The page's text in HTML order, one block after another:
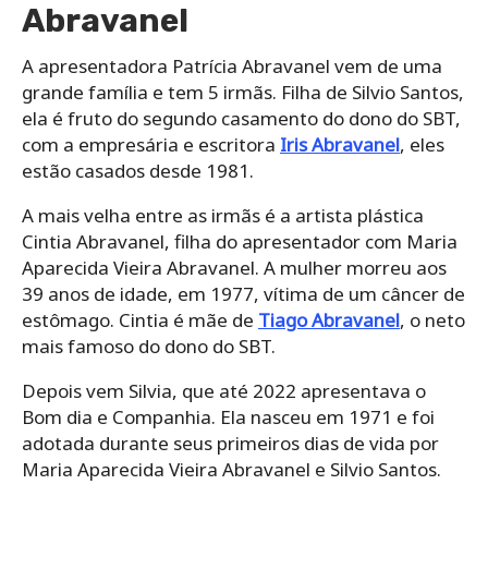
Abravanel
A apresentadora Patrícia Abravanel vem de uma
grande família e tem 5 irmãs. Filha de Silvio Santos,
ela é fruto do segundo casamento do dono do SBT,
com a empresária e escritora Iris Abravanel, eles
estão casados desde 1981.
A mais velha entre as irmãs é a artista plástica
Cintia Abravanel, filha do apresentador com Maria
Aparecida Vieira Abravanel. A mulher morreu aos
39 anos de idade, em 1977, vítima de um câncer de
estômago. Cintia é mãe de Tiago Abravanel, o neto
mais famoso do dono do SBT.
Depois vem Silvia, que até 2022 apresentava o
Bom dia e Companhia. Ela nasceu em 1971 e foi
adotada durante seus primeiros dias de vida por
Maria Aparecida Vieira Abravanel e Silvio Santos.